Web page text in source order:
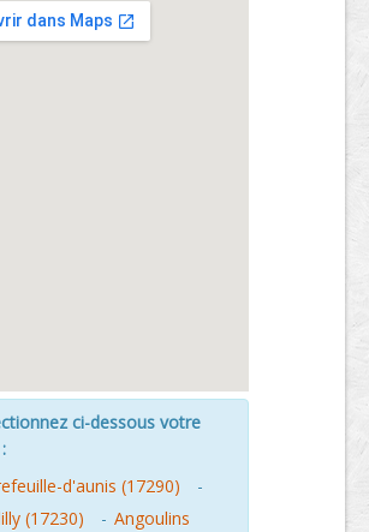
ci-dessous votre
d'aunis (17290)
-
(17230)
- Angoulins